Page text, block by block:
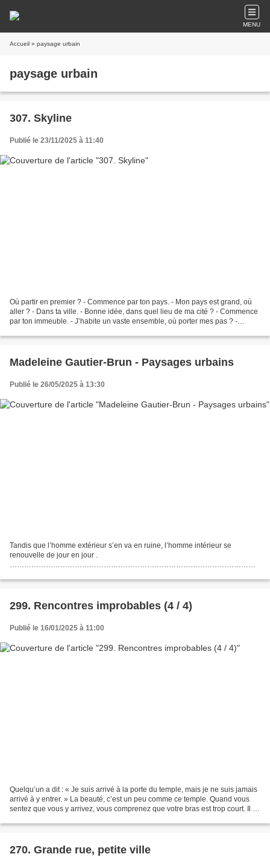
MENU
Accueil » paysage urbain
paysage urbain
307. Skyline
Publié le 23/11/2025 à 11:40
Où partir en premier ? - Commence par ton pays. - Mon pays est grand, où
aller ? - Dans ta ville. - Bonne idée, dans quel lieu de ma cité ? - Commence
par ton immeuble. - J’habite un vaste ensemble, où porter mes pas ? -
Madeleine Gautier-Brun - Paysages urbains
Publié le 26/05/2025 à 13:30
Tandis que l’homme extérieur s’en va en ruine, l’homme intérieur se
renouvelle de jour en jour .
…………………………………………………………………………………………
…………………………………………………………………………………………
…………………………………………………………………………………………
299. Rencontres improbables (4 / 4)
Publié le 16/01/2025 à 11:00
Quelqu’un a dit : « Je suis arrivé à la porte du temple, mais je ne suis jamais
arrivé à y entrer. » La beauté, c’est un peu comme ce temple. Quand vous
sentez que vous y arrivez, vous comprenez que votre bras est trop court. Il y
270. Grande rue, petite ville